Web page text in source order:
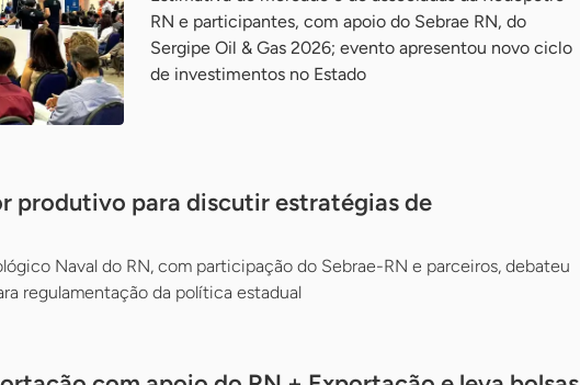
RN e participantes, com apoio do Sebrae RN, do
Sergipe Oil & Gas 2026; evento apresentou novo ciclo
de investimentos no Estado
produtivo para discutir estratégias de
Naval do RN, com participação do Sebrae-RN e parceiros, debateu
regulamentação da política estadual